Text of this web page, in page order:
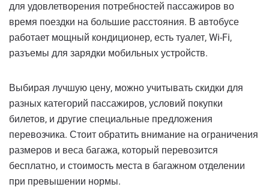
для удовлетворения потребностей пассажиров во
время поездки на большие расстояния. В автобусе
работает мощный кондиционер, есть туалет, Wi-Fi,
разъемы для зарядки мобильных устройств.
Выбирая лучшую цену, можно учитывать скидки для
разных категорий пассажиров, условий покупки
билетов, и другие специальные предложения
перевозчика. Стоит обратить внимание на ограничения
размеров и веса багажа, который перевозится
бесплатно, и стоимость места в багажном отделении
при превышении нормы.